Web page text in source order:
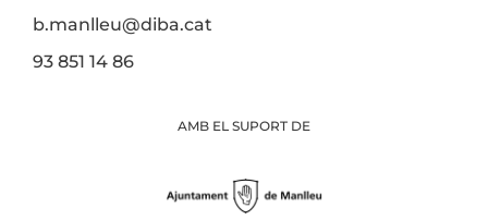
b.manlleu@diba.cat
93 851 14 86
AMB EL SUPORT DE